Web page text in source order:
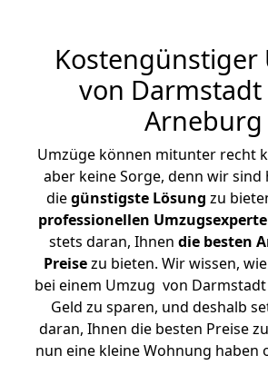
Kostengünstiger
von Darmstadt
Arneburg
Umzüge können mitunter recht
aber keine Sorge, denn wir sind
diegünstigste Lösung zu
professionellen
stets daran, Ihnen die besten
Preisezu bieten. Wir wissen,
bei einem Umzug von
Geld zu sparen, und deshalb
daran, Ihnen die besten Preise
nun eine kleine Wohnung haben